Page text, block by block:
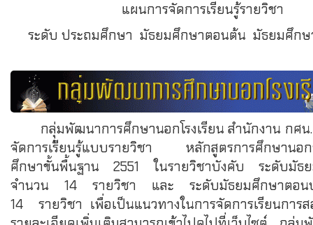
แผนการจัดการเรียนรู้รายวิชา
ระดับ ประถมศึกษา มัธยมศึกษาตอนต้น มัธยมศึก
กลุุ่มพัฒนาการศึกษานอกโรงเรียน สำนักงาน กศ
จัดการเรียนรู้แบบรายวิชา หลักสูตรการศึกษานอก
ศึกษาขั้นพื้นฐาน 2551 ในรายวิชาบังคับ ระดับมัธ
จำนวน 14 รายวิชา และ ระดับมัธยมศึกษาตอ
14 รายวิชา เพื่อเป็นแนวทางในการจัดการเรียนการ